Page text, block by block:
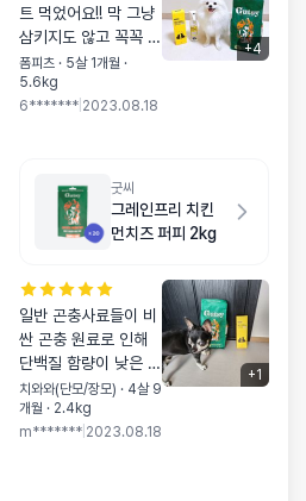
트 먹었어요!! 막 그냥
삼키지도 않고 꼭꼭 오
독오독 씹어먹는게 좋
네요 :) 간식으로 주거
나 노즈워크 하기에도
있는데 다른제품이랑
비교하면 원재료나 성
분이 정말 좋은거같아
있는지 다 먹고도 사료
곁을 떠나질 않네용ㅋ
ㅋㅋ
폼피츠 · 5살 1개월 ·
5.6kg
6******* 2023.08.18
+4
굿씨
그레인프리 치킨
먼치즈 퍼피 2kg
일반 곤충사료들이 비
싼 곤충 원료로 인해
단백질 함량이 낮은 경
우가 많다는데 충분한
단백질 함량을 가진 굿
씨 사료 눈물개선에 좋
치와와(단모/장모) · 4살 9
개월 · 2.4kg
m******* 2023.08.18
+1